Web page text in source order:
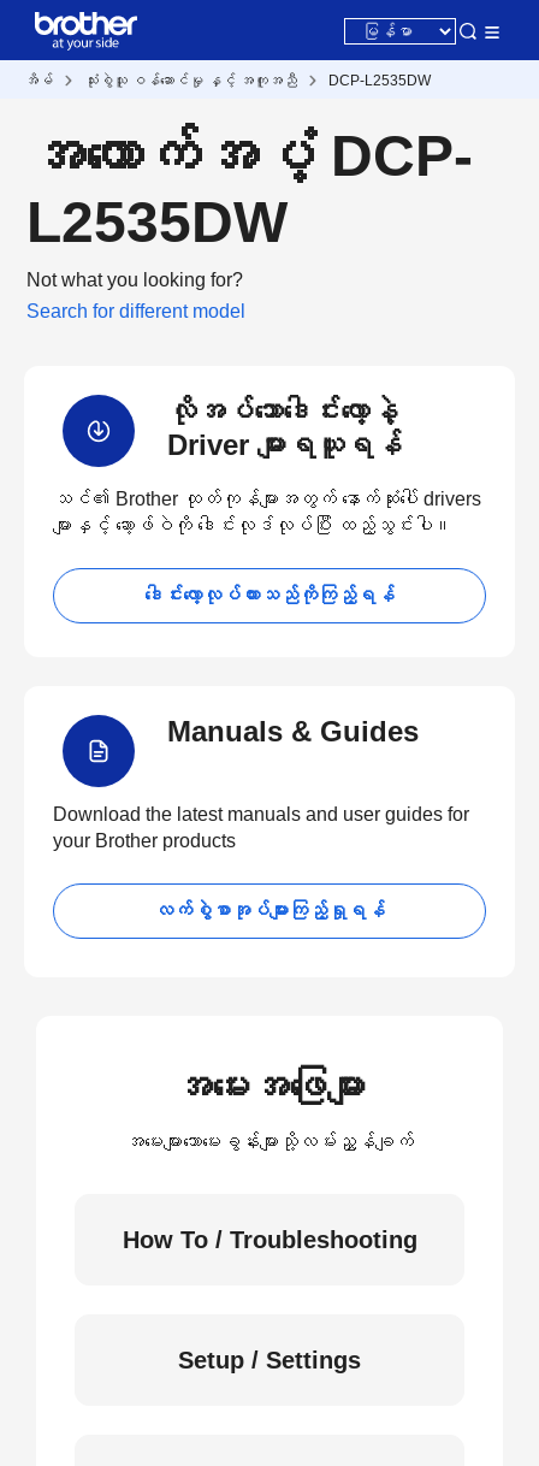
အိမ် သုံးစွဲသူ ဝန်ဆောင်မှု နှင့် အကူအညီ DCP-L2535DW
အထောက်အပံ့ DCP-
L2535DW
Not what you looking for?
Search for different model
လိုအပ်သောဒေါင်းလော့နဲ့
Driver များရယူရန်
သင်၏ Brother ထုတ်ကုန်များအတွက် နောက်ဆုံးပေါ် drivers
များနှင့် ဆော့ဖ်ဝဲကို ဒေါင်းလုဒ်လုပ်ပြီး ထည့်သွင်းပါ။
ဒေါင်းလော့လုပ်ထားသည်ကိုကြည့်ရန်
Manuals & Guides
Download the latest manuals and user guides for
your Brother products
လက်စွဲစာအုပ်များကြည့်ရှုရန်
အမေးအဖြေများ
အမေးများသောမေးခွန်းများသို့လမ်းညွှန်ချက်
How To / Troubleshooting
Setup / Settings